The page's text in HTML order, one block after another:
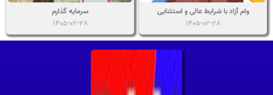
وام آزاد با شرایط عالی و استثنایی
1405-02-28
سرمایه گذارم
1405-02-28